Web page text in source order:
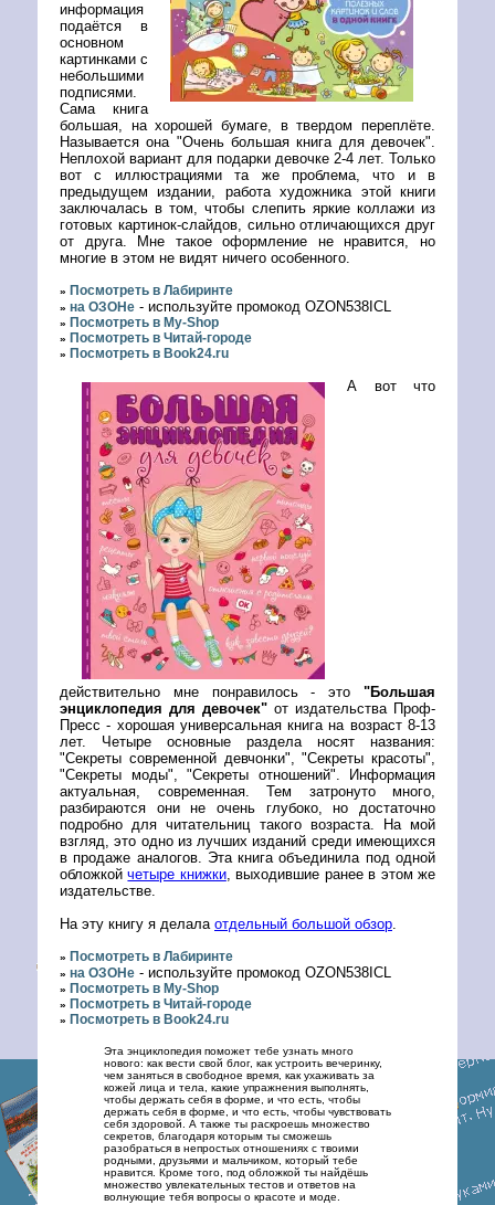
информация
подаётся в
основном
картинками с
небольшими
подписями.
Сама книга
большая, на хорошей бумаге, в твердом переплёте.
Называется она "Очень большая книга для девочек".
Неплохой вариант для подарки девочке 2-4 лет. Только
вот с иллюстрациями та же проблема, что и в
предыдущем издании, работа художника этой книги
заключалась в том, чтобы слепить яркие коллажи из
готовых картинок-слайдов, сильно отличающихся друг
от друга. Мне такое оформление не нравится, но
многие в этом не видят ничего особенного.
» Посмотреть в Лабиринте
» на ОЗОНе - используйте промокод OZON538ICL
» Посмотреть в My-Shop
» Посмотреть в Читай-городе
» Посмотреть в Book24.ru
А вот что
действительно мне понравилось - это "Большая
энциклопедия для девочек" от издательства Проф-
Пресс - хорошая универсальная книга на возраст 8-13
лет. Четыре основные раздела носят названия:
"Секреты современной девчонки", "Секреты красоты",
"Секреты моды", "Секреты отношений". Информация
актуальная, современная. Тем затронуто много,
разбираются они не очень глубоко, но достаточно
подробно для читательниц такого возраста. На мой
взгляд, это одно из лучших изданий среди имеющихся
в продаже аналогов. Эта книга объединила под одной
обложкойчетыре книжки, выходившие ранее в этом же
издательстве.
На эту книгу я делала отдельный большой обзор.
» Посмотреть в Лабиринте
» на ОЗОНе - используйте промокод OZON538ICL
» Посмотреть в My-Shop
» Посмотреть в Читай-городе
» Посмотреть в Book24.ru
Эта энциклопедия поможет тебе узнать много
нового: как вести свой блог, как устроить вечеринку,
чем заняться в свободное время, как ухаживать за
кожей лица и тела, какие упражнения выполнять,
чтобы держать себя в форме, и что есть, чтобы
держать себя в форме, и что есть, чтобы чувствовать
себя здоровой. А также ты раскроешь множество
секретов, благодаря которым ты сможешь
разобраться в непростых отношениях с твоими
родными, друзьями и мальчиком, который тебе
нравится. Кроме того, под обложкой ты найдёшь
множество увлекательных тестов и ответов на
волнующие тебя вопросы о красоте и моде.